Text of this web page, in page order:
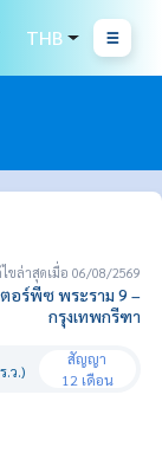
THB
ขล่าสุดเมื่อ 06/08/2569
ตอร์พีซ พระราม 9 –
กรุงเทพกรีฑา
.ว.)
สัญญา
12 เดือน